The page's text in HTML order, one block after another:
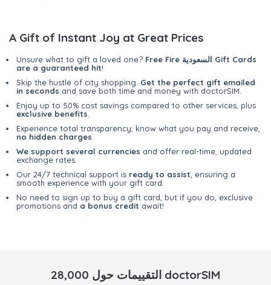
A Gift of Instant Joy at Great Prices
Unsure what to gift a loved one? Free Fire السعودية Gift Cards
are a guaranteed hit!
Skip the hustle of city shopping. Get the perfect gift emailed
in seconds and save both time and money with doctorSIM.
Enjoy up to 50% cost savings compared to other services, plus
exclusive benefits
Experience total transparency; know what you pay and receive,
no hidden charges
We support several currencies and offer real-time, updated
exchange rates.
Our 24/7 technical support is ready to assist , ensuring a
smooth experience with your gift card.
No need to sign up to buy a gift card, but if you do, exclusive
promotions and a bonus credit await!
28,000 التقييمات حول doctorSIM